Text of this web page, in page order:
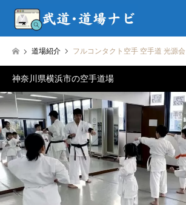
道場紹介 フルコンタクト空手 空手道 光源会
神奈川県横浜市の空手道場